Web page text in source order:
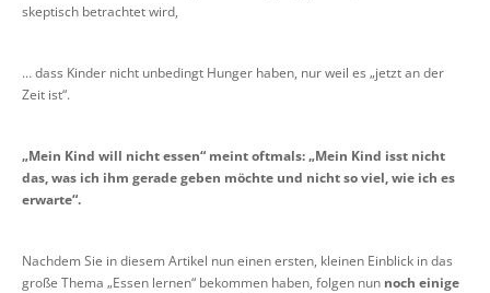
skeptisch betrachtet wird,
… dass Kinder nicht unbedingt Hunger haben, nur weil es „jetzt an der
Zeit ist“.
„Mein Kind will nicht essen“ meint oftmals:„Mein Kind isst nicht
das, was ich ihm gerade geben möchte und nicht so viel, wie ich es
erwarte“.
Nachdem Sie in diesem Artikel nun einen ersten, kleinen Einblick in das
große Thema „Essen lernen“ bekommen haben, folgen nun noch einige